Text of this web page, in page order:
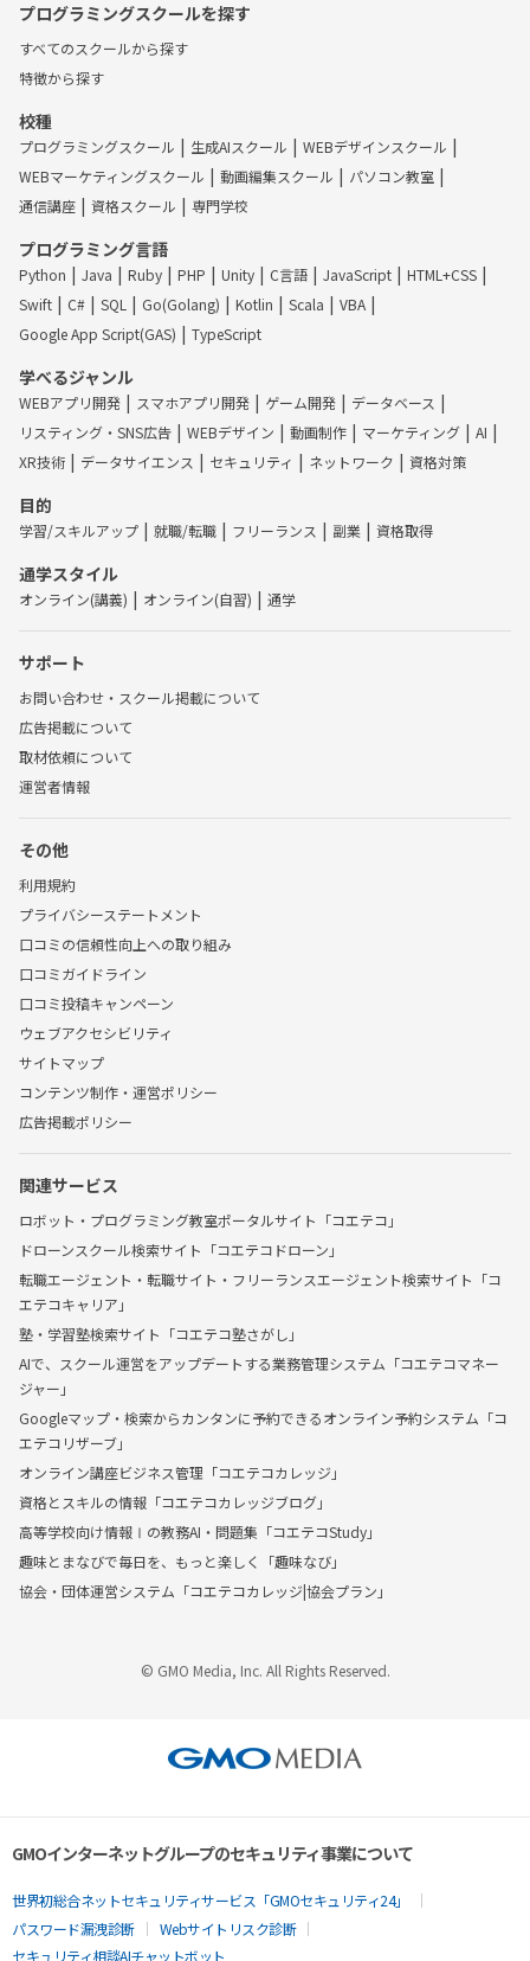
プログラミングスクールを探す
すべてのスクールから探す
特徴から探す
校種
プログラミングスクール 生成AIスクール
WEBデザインスクール
WEBマーケティングスクール
動画編集スクール
パソコン教室
通信講座
資格スクール 専門学校
プログラミング言語
Python Java Ruby PHP Unity C言語 JavaScript
HTML+CSS
Swift
C# SQL Go(Golang) Kotlin Scala
VBA
Google App Script(GAS)
TypeScript
学べるジャンル
WEBアプリ開発 スマホアプリ開発 ゲーム開発
データベース
リスティング・SNS広告
WEBデザイン 動画制作 マーケティング
AI
XR技術
データサイエンス セキュリティ ネットワーク 資格対策
目的
学習/スキルアップ 就職/転職 フリーランス 副業 資格取得
通学スタイル
オンライン(講義) オンライン(自習) 通学
サポート
お問い合わせ・スクール掲載について
広告掲載について
取材依頼について
運営者情報
その他
利用規約
プライバシーステートメント
口コミの信頼性向上への取り組み
口コミガイドライン
口コミ投稿キャンペーン
ウェブアクセシビリティ
サイトマップ
コンテンツ制作・運営ポリシー
広告掲載ポリシー
関連サービス
ロボット・プログラミング教室ポータルサイト「コエテコ」
ドローンスクール検索サイト「コエテコドローン」
転職エージェント・転職サイト・フリーランスエージェント検索サイト「コ
エテコキャリア」
塾・学習塾検索サイト「コエテコ塾さがし」
AIで、スクール運営をアップデートする業務管理システム「コエテコマネー
ジャー」
Googleマップ・検索からカンタンに予約できるオンライン予約システム「コ
エテコリザーブ」
オンライン講座ビジネス管理「コエテコカレッジ」
資格とスキルの情報「コエテコカレッジブログ」
高等学校向け情報Ⅰの教務AI・問題集「コエテコStudy」
趣味とまなびで毎日を、もっと楽しく「趣味なび」
協会・団体運営システム「コエテコカレッジ|協会プラン」
© GMO Media, Inc. All Rights Reserved.
GMOインターネットグループのセキュリティ事業について
世界初総合ネットセキュリティサービス「GMOセキュリティ24」
パスワード漏洩診断
Webサイトリスク診断
セキュリティ相談AIチャットボット